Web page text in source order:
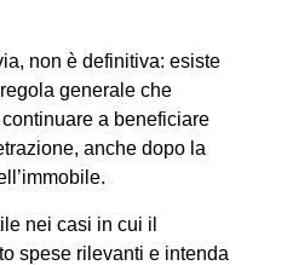
non è definitiva: esiste
generale che
a beneficiare
anche dopo la
nei casi in cui il
spese rilevanti e intenda